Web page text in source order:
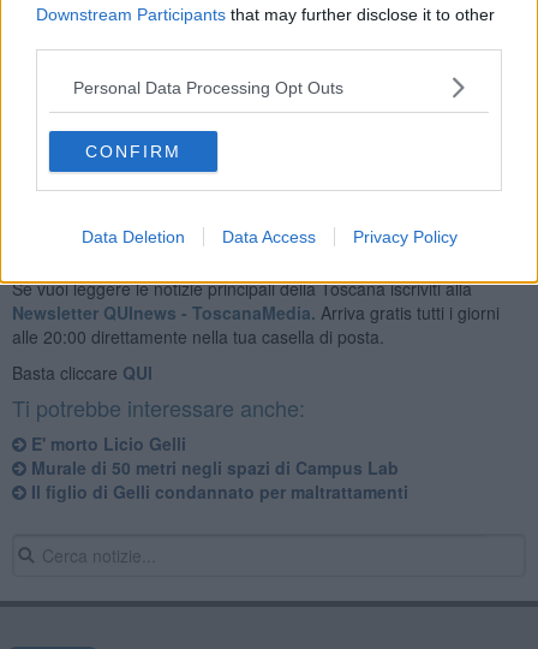
Downstream Participants that may further disclose it to other
Personal Data Processing Opt Outs
CONFIRM
Data Deletion Data Access Privacy Policy
La salma è stata trasferita nelcentro della città di Arezzo da Villa
Wanda, la residenza dove è morto e nella quale si stabilì negli anni
Settanta,acquistandola dall'imprenditore Lebole
Se vuoi leggere le notizie principali della Toscana iscriviti alla
Newsletter QUInews - ToscanaMedia. Arriva gratis tutti i giorni
alle 20:00 direttamente nella tua casella di posta.
Basta cliccare QUI
Ti potrebbe interessare anche:
E' morto Licio Gelli
Murale di 50 metri negli spazi di Campus Lab
Il figlio di Gelli condannato per maltrattamenti